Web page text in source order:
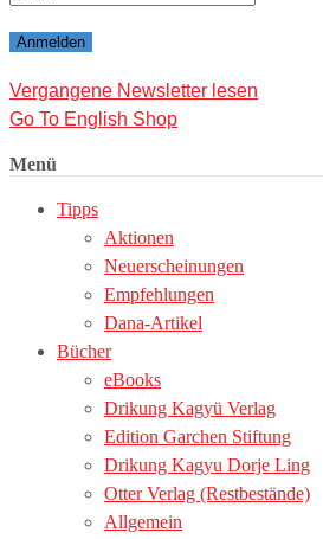
the
Vergangene Newsletter lesen
Go To English Shop
Menü
Tipps
Aktionen
Neuerscheinungen
Empfehlungen
Dana-Artikel
Bücher
eBooks
Drikung Kagyü Verlag
Edition Garchen Stiftung
Drikung Kagyu Dorje Ling
Otter Verlag (Restbestände)
Allgemein